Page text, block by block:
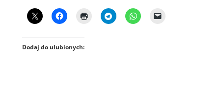
Dodaj do ulubionych: